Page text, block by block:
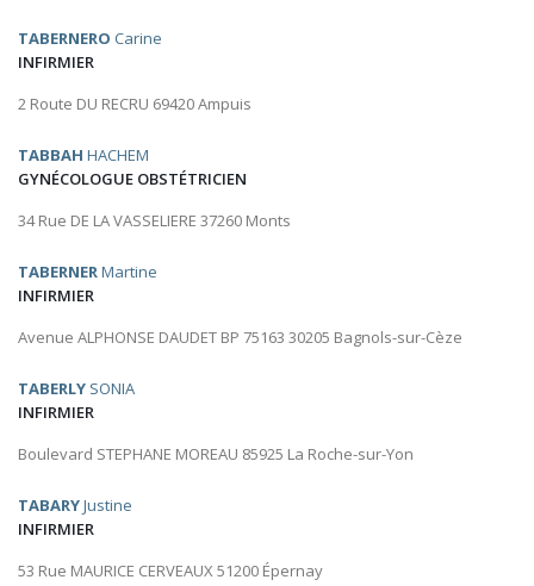
TABERNERO Carine
INFIRMIER
2 Route DU RECRU 69420 Ampuis
TABBAH HACHEM
GYNÉCOLOGUE OBSTÉTRICIEN
34 Rue DE LA VASSELIERE 37260 Monts
TABERNERMartine
INFIRMIER
Avenue ALPHONSE DAUDET BP 75163 30205 Bagnols-sur-Cèze
TABERLY SONIA
INFIRMIER
Boulevard STEPHANE MOREAU 85925 La Roche-sur-Yon
TABARYJustine
INFIRMIER
53 Rue MAURICE CERVEAUX 51200 Épernay